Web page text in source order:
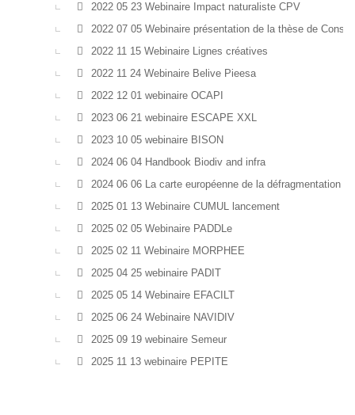
2022 05 23 Webinaire Impact naturaliste CPV
2022 07 05 Webinaire présentation de la thèse de
2022 11 15 Webinaire Lignes créatives
2022 11 24 Webinaire Belive Pieesa
2022 12 01 webinaire OCAPI
2023 06 21 webinaire ESCAPE XXL
2023 10 05 webinaire BISON
2024 06 04 Handbook Biodiv and infra
2024 06 06 La carte européenne de la défragmentation
2025 01 13 Webinaire CUMUL lancement
2025 02 05 Webinaire PADDLe
2025 02 11 Webinaire MORPHEE
2025 04 25 webinaire PADIT
2025 05 14 Webinaire EFACILT
2025 06 24 Webinaire NAVIDIV
2025 09 19 webinaire Semeur
2025 11 13 webinaire PEPITE